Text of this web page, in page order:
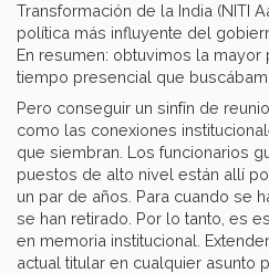
Transformación de la India (NITI
política más influyente del
En resumen: obtuvimos la mayor
tiempo presencial que
Pero conseguir un sinfín de
como las conexiones
que siembran. Los funcionarios
puestos de alto nivel están allí
un par de años. Para cuando se
se han retirado. Por lo tanto, es
en memoria institucional.
actual titular en cualquier asunto